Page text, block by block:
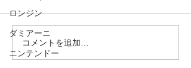
ロンジン
ダミアーニ
ニンテンドー
リュック イントレチャー
ト×レザー
コメントを追加…